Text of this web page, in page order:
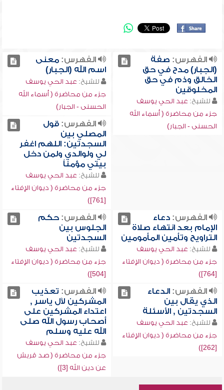
الفهرس: صفة
(الجبار) مدح في حق
الخالق وذم في حق
المخلوقين
للشيخ: عبد الحي يوسف
جزء من محاضرة ( أسماء الله
الحسنى - الجبار)
الفهرس:معنى
اسم الله (الجبار)
للشيخ: عبد الحي يوسف
جزء من محاضرة ( أسماء الله
الحسنى - الجبار)
الفهرس:قول
المصلي بين
السجدتين: اللهم اغفر
لي ولوالدي ولمن دخل
بيتي مؤمناً
للشيخ: عبد الحي يوسف
جزء من محاضرة ( ديوان الإفتاء
[761])
الفهرس:دعاء
الإمام بعد انتهاء صلاة
التراويح وتأمين المأمومين
للشيخ: عبد الحي يوسف
جزء من محاضرة ( ديوان الإفتاء
[764])
الفهرس:حكم
الجلوس بين
السجدتين
للشيخ: عبد الحي يوسف
جزء من محاضرة ( ديوان الإفتاء
[504])
الفهرس:الدعاء
الذي يقال بين
السجدتين , الأسئلة
للشيخ: عبد الحي يوسف
جزء من محاضرة ( ديوان الإفتاء
[262])
الفهرس: تعذيب
المشركين لآل ياسر ,
اعتداء المشركين على
أصحاب رسول الله صلى
الله عليه وسلم
للشيخ: عبد الحي يوسف
جزء من محاضرة ( صد قريش
عن دين الله [3])